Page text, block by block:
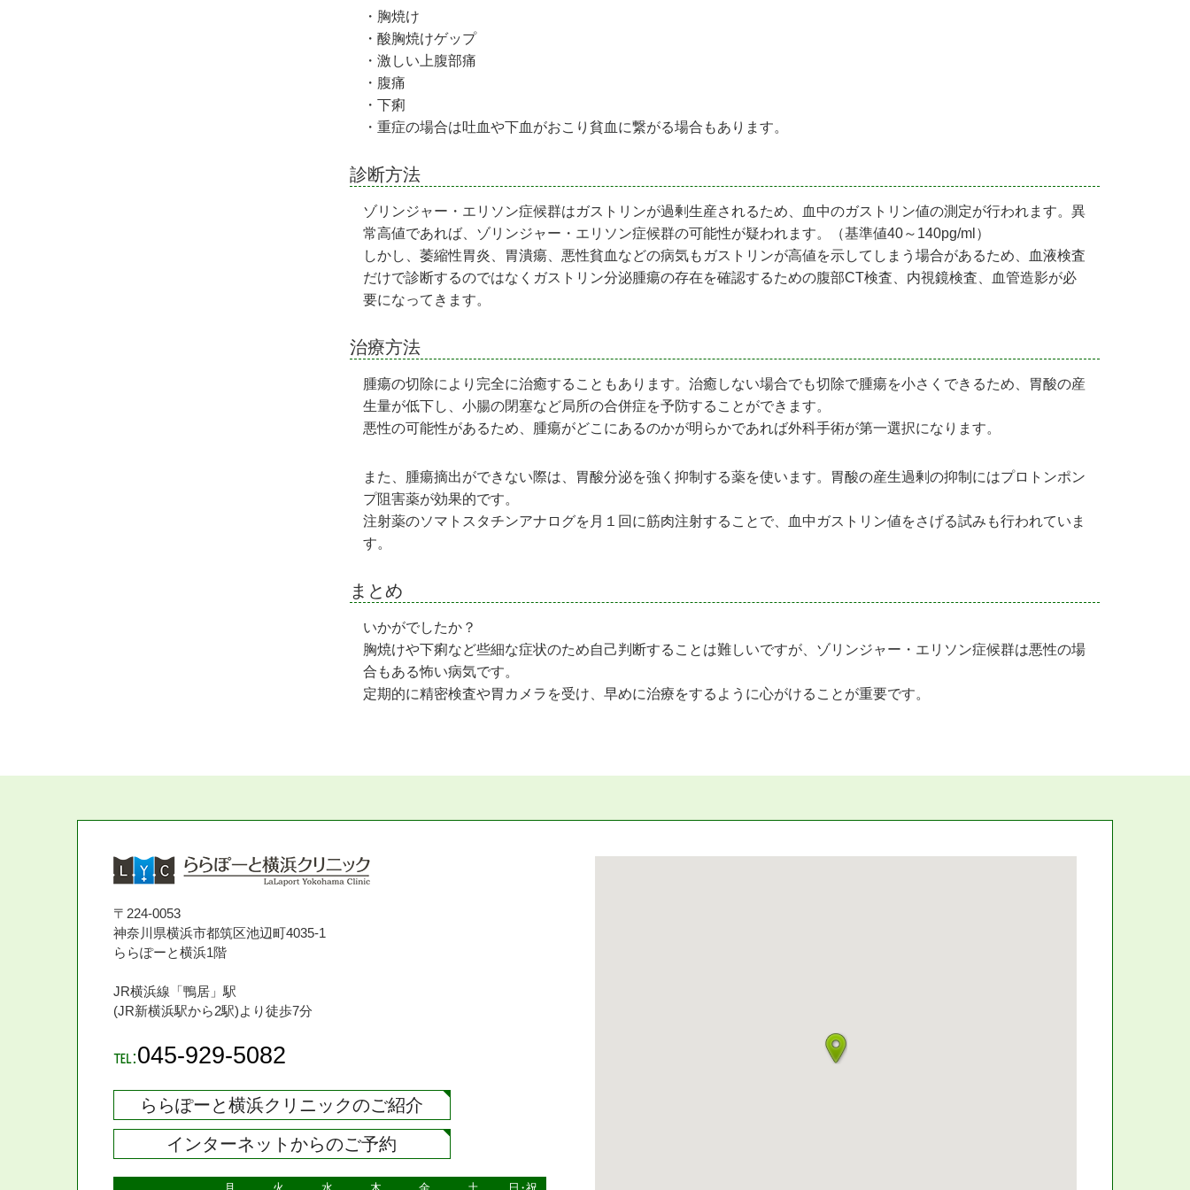
・胸焼け
・酸胸焼けゲップ
・激しい上腹部痛
・腹痛
・下痢
・重症の場合は吐血や下血がおこり貧血に繋がる場合もあります。
診断方法
ゾリンジャー・エリソン症候群はガストリンが過剰生産されるため、血中のガストリン値の測定が行われます。異
常高値であれば、ゾリンジャー・エリソン症候群の可能性が疑われます。（基準値40～140pg/ml）
しかし、萎縮性胃炎、胃潰瘍、悪性貧血などの病気もガストリンが高値を示してしまう場合があるため、血液検査
だけで診断するのではなくガストリン分泌腫瘍の存在を確認するための腹部CT検査、内視鏡検査、血管造影が必
要になってきます。
治療方法
腫瘍の切除により完全に治癒することもあります。治癒しない場合でも切除で腫瘍を小さくできるため、胃酸の産
生量が低下し、小腸の閉塞など局所の合併症を予防することができます。
悪性の可能性があるため、腫瘍がどこにあるのかが明らかであれば外科手術が第一選択になります。
また、腫瘍摘出ができない際は、胃酸分泌を強く抑制する薬を使います。胃酸の産生過剰の抑制にはプロトンポン
プ阻害薬が効果的です。
注射薬のソマトスタチンアナログを月１回に筋肉注射することで、血中ガストリン値をさげる試みも行われていま
す。
まとめ
いかがでしたか？
胸焼けや下痢など些細な症状のため自己判断することは難しいですが、ゾリンジャー・エリソン症候群は悪性の場
合もある怖い病気です。
定期的に精密検査や胃カメラを受け、早めに治療をするように心がけることが重要です。
〒224-0053
神奈川県横浜市都筑区池辺町4035-1
ららぽーと横浜1階
JR横浜線「鴨居」駅
(JR新横浜駅から2駅)より徒歩7分
℡:045-929-5082
ららぽーと横浜クリニックのご紹介
インターネットからのご予約